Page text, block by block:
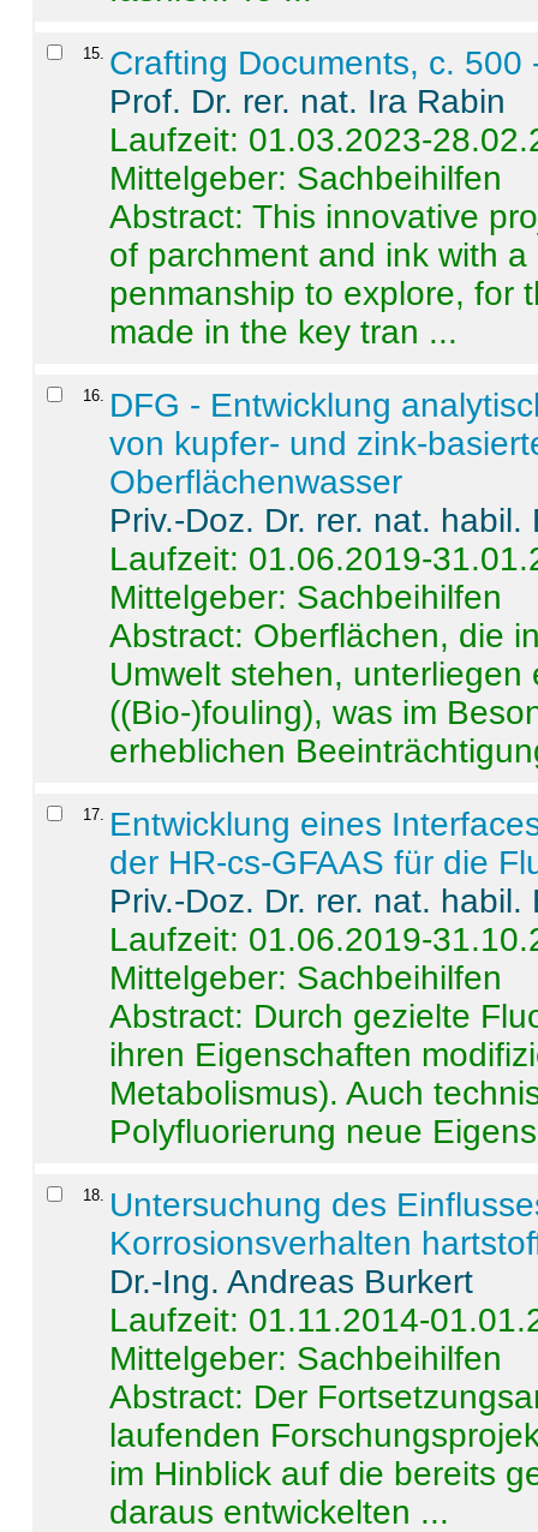
15 Crafting Documents, c. 500
Prof. Dr. rer. nat. Ira Rabin
Laufzeit: 01.03.2023-
Mittelgeber: Sachbeihilfen
Abstract:This innovative
of parchment and ink with
penmanship to explore, for
made in the key tran ...
16
DFG - Entwicklung
von kupfer- und zink-
Oberflächenwasser
Priv.-Doz. Dr. rer. nat.
Laufzeit: 01.06.2019-
Mittelgeber: Sachbeihilfen
Abstract: Oberflächen, die
Umwelt stehen,
((Bio-)fouling), was im
erheblichen
17
Entwicklung eines
der HR-cs-GFAAS für die
Priv.-Doz. Dr. rer. nat.
Laufzeit: 01.06.2019-
Mittelgeber: Sachbeihilfen
Abstract: Durch gezielte
ihren Eigenschaften
Metabolismus). Auch
Polyfluorierung neue
18
Untersuchung des
Korrosionsverhalten
Dr.-Ing. Andreas Burkert
Laufzeit: 01.11.2014-
Mittelgeber: Sachbeihilfen
Abstract: Der
laufenden
im Hinblick auf die bereits
daraus entwickelten ...